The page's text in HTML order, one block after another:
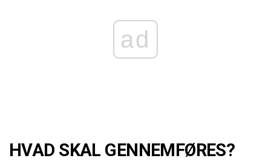
ad
HVAD SKAL GENNEMFØRES?